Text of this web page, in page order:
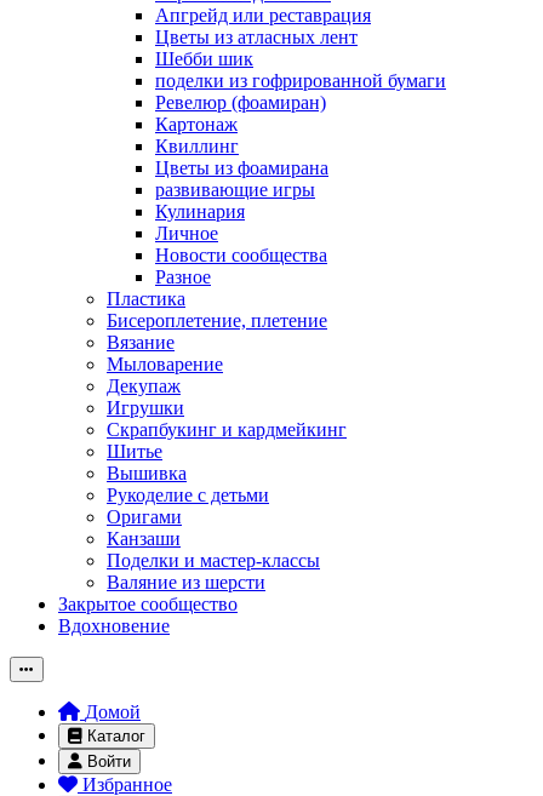
Апгрейд или реставрация
Цветы из атласных лент
Шебби шик
поделки из гофрированной бумаги
Ревелюр (фоамиран)
Картонаж
Квиллинг
Цветы из фоамирана
развивающие игры
Кулинария
Личное
Новости сообщества
Разное
Пластика
Бисероплетение, плетение
Вязание
Мыловарение
Декупаж
Игрушки
Скрапбукинг и кардмейкинг
Шитье
Вышивка
Рукоделие с детьми
Оригами
Канзаши
Поделки и мастер-классы
Валяние из шерсти
Закрытое сообщество
Вдохновение
Домой
Каталог
Войти
Избранное